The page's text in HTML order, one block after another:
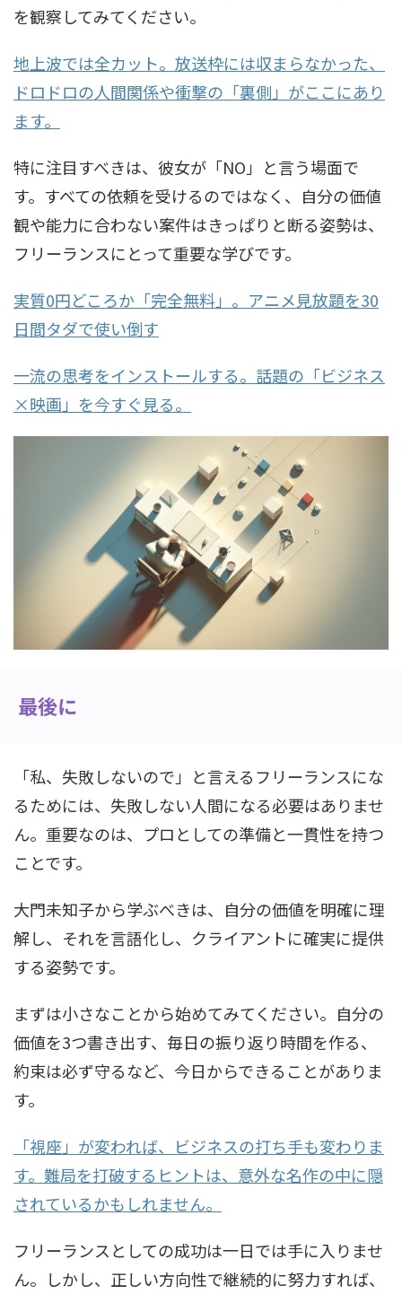
を観察してみてください。
地上波では全カット。放送枠には収まらなかった、
ドロドロの人間関係や衝撃の「裏側」がここにあり
ます。
特に注目すべきは、彼女が「NO」と言う場面で
す。すべての依頼を受けるのではなく、自分の価値
観や能力に合わない案件はきっぱりと断る姿勢は、
フリーランスにとって重要な学びです。
実質0円どころか「完全無料」。アニメ見放題を30
日間タダで使い倒す
一流の思考をインストールする。話題の「ビジネス
×映画」を今すぐ見る。
最後に
「私、失敗しないので」と言えるフリーランスにな
るためには、失敗しない人間になる必要はありませ
ん。重要なのは、プロとしての準備と一貫性を持つ
ことです。
大門未知子から学ぶべきは、自分の価値を明確に理
解し、それを言語化し、クライアントに確実に提供
する姿勢です。
まずは小さなことから始めてみてください。自分の
価値を3つ書き出す、毎日の振り返り時間を作る、
約束は必ず守るなど、今日からできることがありま
す。
「視座」が変われば、ビジネスの打ち手も変わりま
す。難局を打破するヒントは、意外な名作の中に隠
されているかもしれません。
フリーランスとしての成功は一日では手に入りませ
ん。しかし、正しい方向性で継続的に努力すれば、